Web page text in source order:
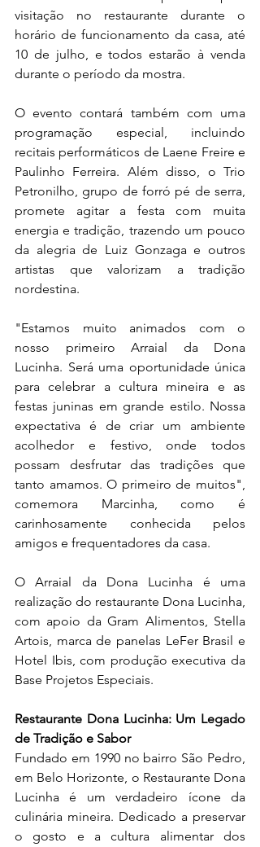
visitação no restaurante durante o
horário de funcionamento da casa, até
10 de julho, e todos estarão à venda
durante o período da mostra.
O evento contará também com uma
programação especial, incluindo
recitais performáticos de Laene Freire e
Paulinho Ferreira. Além disso, o Trio
Petronilho, grupo de forró pé de serra,
promete agitar a festa com muita
energia e tradição, trazendo um pouco
da alegria de Luiz Gonzaga e outros
artistas que valorizam a tradição
nordestina.
"Estamos muito animados com o
nosso primeiro Arraial da Dona
Lucinha. Será uma oportunidade única
para celebrar a cultura mineira e as
festas juninas em grande estilo. Nossa
expectativa é de criar um ambiente
acolhedor e festivo, onde todos
possam desfrutar das tradições que
tanto amamos. O primeiro de muitos",
comemora Marcinha, como é
carinhosamente conhecida pelos
amigos e frequentadores da casa.
O Arraial da Dona Lucinha é uma
realização do restaurante Dona Lucinha,
com apoio da Gram Alimentos, Stella
Artois, marca de panelas LeFer Brasil e
Hotel Ibis, com produção executiva da
Base Projetos Especiais.
Restaurante Dona Lucinha: Um Legado
de Tradição e Sabor
Fundado em 1990 no bairro São Pedro,
em Belo Horizonte, o Restaurante Dona
Lucinha é um verdadeiro ícone da
culinária mineira. Dedicado a preservar
o gosto e a cultura alimentar dos